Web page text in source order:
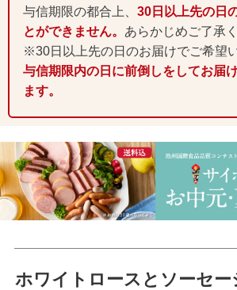
与信期限の都合上、30日以上先の日
とができません。 あらかじめご了承
※30日以上先の日のお届けでご希望
与信期限内の日に前倒しをしてお届
ます。
ホワイトロースとソーセ